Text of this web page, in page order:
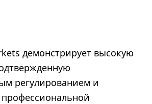
демонстрирует высокую
регулированием и